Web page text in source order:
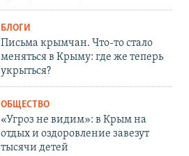
БЛОГИ
Письма крымчан. Что-то стало
меняться в Крыму: где же теперь
укрыться?
ОБЩЕСТВО
«Угроз не видим»: в Крым на
отдых и оздоровление завезут
тысячи детей